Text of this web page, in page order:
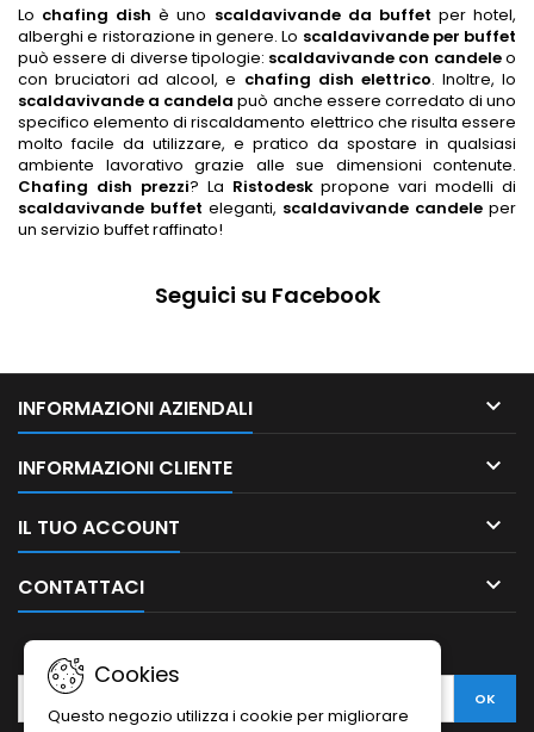
Lo chafing dish è uno scaldavivande da buffet per hotel,
alberghi e ristorazione in genere. Lo scaldavivande per buffet
può essere di diverse tipologie: scaldavivande con candeleo
con bruciatori ad alcool, e chafing dish elettrico. Inoltre, lo
scaldavivande a candela può anche essere corredato di uno
specifico elemento di riscaldamento elettrico che risulta essere
molto facile da utilizzare, e pratico da spostare in qualsiasi
ambiente lavorativo grazie alle sue dimensioni contenute.
Chafing dish prezzi? La Ristodeskpropone vari modelli di
scaldavivande buffet eleganti, scaldavivande candele per
un servizio buffet raffinato!
Seguici su Facebook
INFORMAZIONI AZIENDALI 
INFORMAZIONI CLIENTE 
IL TUO ACCOUNT 
CONTATTACI 
Cookies
Questo negozio utilizza i cookie per migliorare
NEWSLETTER